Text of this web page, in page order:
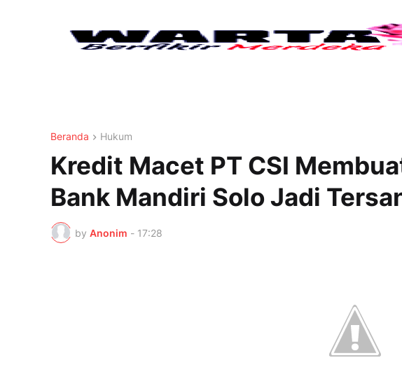
Beranda Hukum
Kredit Macet PT CSI
Bank Mandiri Solo Jadi
by Anonim - 17:28